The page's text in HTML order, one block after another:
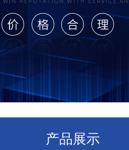
产品展示